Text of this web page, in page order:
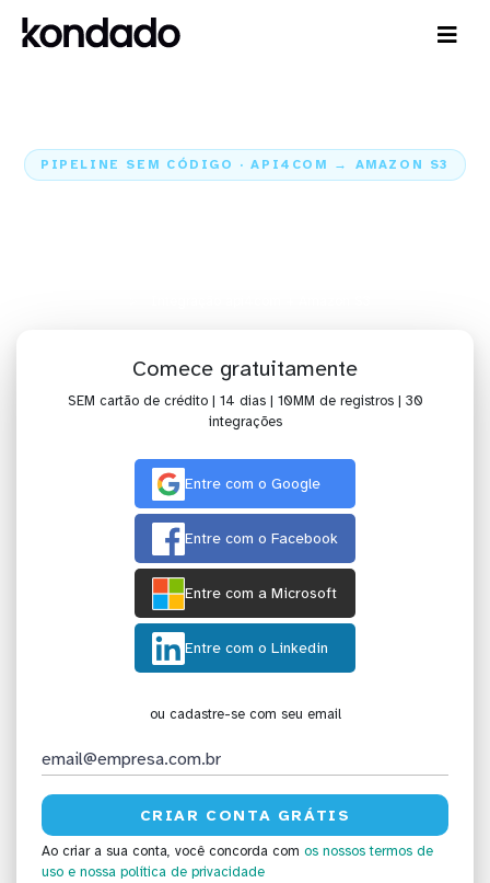
PIPELINE SEM CÓDIGO · API4COM → AMAZON S3
Comece gratuitamente
SEM cartão de crédito | 14 dias | 10MM de registros | 30
integrações
Entre com o Google
Entre com o Facebook
Entre com a Microsoft
Entre com o Linkedin
ou cadastre-se com seu email
Ao criar a sua conta, você concorda com os nossos termos de
uso e nossa política de privacidade